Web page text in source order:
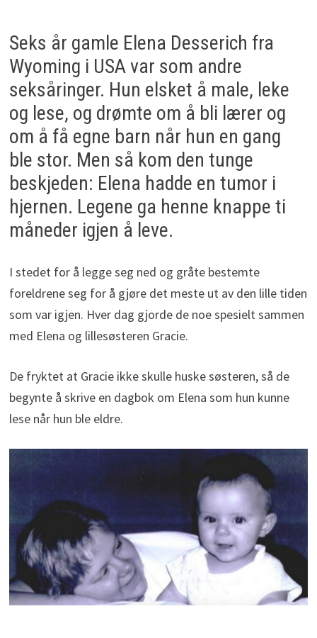
Seks år gamle Elena Desserich fra
Wyoming i USA var som andre
seksåringer. Hun elsket å male, leke
og lese, og drømte om å bli lærer og
om å få egne barn når hun en gang
ble stor. Men så kom den tunge
beskjeden: Elena hadde en tumor i
hjernen. Legene ga henne knappe ti
måneder igjen å leve.
I stedet for å legge seg ned og gråte bestemte
foreldrene seg for å gjøre det meste ut av den lille tiden
som var igjen. Hver dag gjorde de noe spesielt sammen
med Elena og lillesøsteren Gracie.
De fryktet at Gracie ikke skulle huske søsteren, så de
begynte å skrive en dagbok om Elena som hun kunne
lese når hun ble eldre.